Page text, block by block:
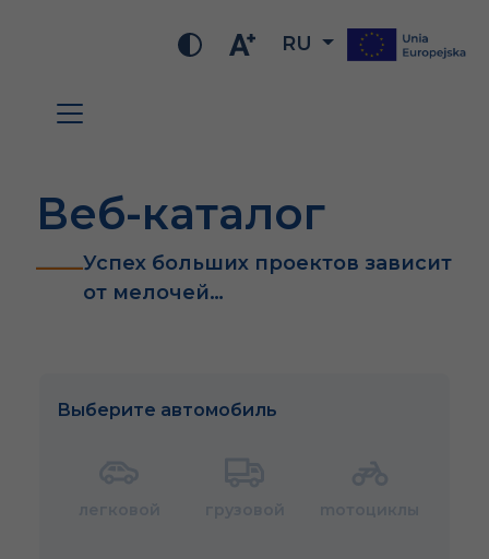
RU
Веб-каталог
Успех больших проектов зависит
от мелочей…
Выберите автомобиль